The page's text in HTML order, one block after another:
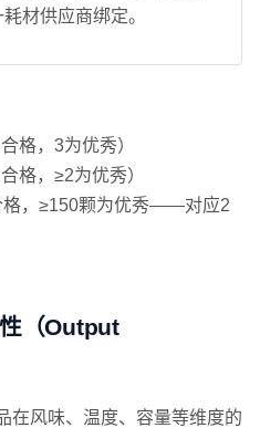
材供应商绑定。
格，3为优秀）
格，≥2为优秀）
格，≥150颗为优秀——对应2
（Output
在风味、温度、容量等维度的